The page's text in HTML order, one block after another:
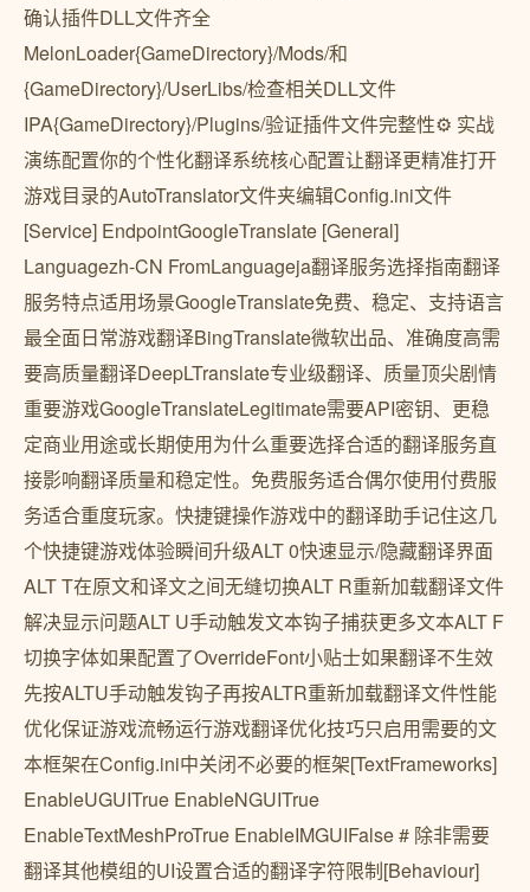
确认插件DLL文件齐全
MelonLoader{GameDirectory}/Mods/和
{GameDirectory}/UserLibs/检查相关DLL文件
IPA{GameDirectory}/Plugins/验证插件文件完整性⚙️ 实战
演练配置你的个性化翻译系统核心配置让翻译更精准打开
游戏目录的AutoTranslator文件夹编辑Config.ini文件
[Service] EndpointGoogleTranslate [General]
Languagezh-CN FromLanguageja翻译服务选择指南翻译
服务特点适用场景GoogleTranslate免费、稳定、支持语言
最全面日常游戏翻译BingTranslate微软出品、准确度高需
要高质量翻译DeepLTranslate专业级翻译、质量顶尖剧情
重要游戏GoogleTranslateLegitimate需要API密钥、更稳
定商业用途或长期使用为什么重要选择合适的翻译服务直
接影响翻译质量和稳定性。免费服务适合偶尔使用付费服
务适合重度玩家。快捷键操作游戏中的翻译助手记住这几
个快捷键游戏体验瞬间升级ALT 0快速显示/隐藏翻译界面
ALT T在原文和译文之间无缝切换ALT R重新加载翻译文件
解决显示问题ALT U手动触发文本钩子捕获更多文本ALT F
切换字体如果配置了OverrideFont小贴士如果翻译不生效
先按ALTU手动触发钩子再按ALTR重新加载翻译文件性能
优化保证游戏流畅运行游戏翻译优化技巧只启用需要的文
本框架在Config.ini中关闭不必要的框架[TextFrameworks]
EnableUGUITrue EnableNGUITrue
EnableTextMeshProTrue EnableIMGUIFalse # 除非需要
翻译其他模组的UI设置合适的翻译字符限制[Behaviour]